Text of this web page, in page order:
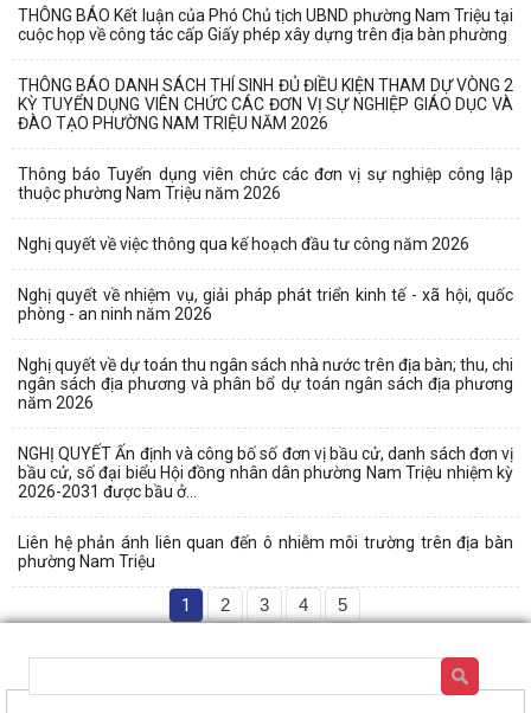
THÔNG BÁO Kết luận của Phó Chủ tịch UBND phường Nam Triệu tại
cuộc họp về công tác cấp Giấy phép xây dựng trên địa bàn phường
THÔNG BÁO DANH SÁCH THÍ SINH ĐỦ ĐIỀU KIỆN THAM DỰ VÒNG 2
KỲ TUYỂN DỤNG VIÊN CHỨC CÁC ĐƠN VỊ SỰ NGHIỆP GIÁO DỤC VÀ
ĐÀO TẠO PHƯỜNG NAM TRIỆU NĂM 2026
Thông báo Tuyển dụng viên chức các đơn vị sự nghiệp công lập
thuộc phường Nam Triệu năm 2026
Nghị quyết về việc thông qua kế hoạch đầu tư công năm 2026
Nghị quyết về nhiệm vụ, giải pháp phát triển kinh tế - xã hội, quốc
phòng - an ninh năm 2026
Nghị quyết về dự toán thu ngân sách nhà nước trên địa bàn; thu, chi
ngân sách địa phương và phân bổ dự toán ngân sách địa phương
năm 2026
NGHỊ QUYẾT Ấn định và công bố số đơn vị bầu cử, danh sách đơn vị
bầu cử, số đại biểu Hội đồng nhân dân phường Nam Triệu nhiệm kỳ
2026-2031 được bầu ở...
Liên hệ phản ánh liên quan đến ô nhiễm môi trường trên địa bàn
phường Nam Triệu
1 2 3 4 5